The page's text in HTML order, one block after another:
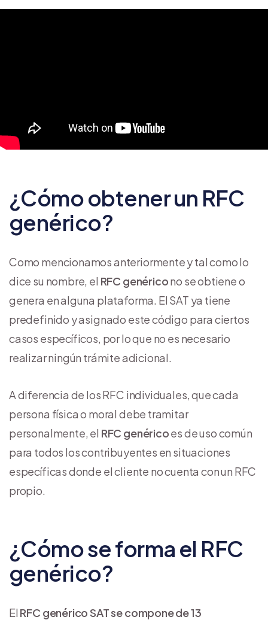
¿Cómo obtener un RFC
genérico?
Como mencionamos anteriormente y tal como lo
dice su nombre, el RFC genéricono se obtiene o
genera en alguna plataforma. El SAT ya tiene
predefinido y asignado este código para ciertos
casos específicos, por lo que no es necesario
realizar ningún trámite adicional.
A diferencia de los RFC individuales, que cada
persona física o moral debe tramitar
personalmente, el RFC genéricoes de uso común
para todos los contribuyentes en situaciones
específicas donde el cliente no cuenta con un RFC
propio.
¿Cómo se forma el RFC
genérico?
El RFC genérico SAT se compone de 13